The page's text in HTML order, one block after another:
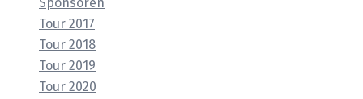
Sponsoren
Tour 2017
Tour 2018
Tour 2019
Tour 2020